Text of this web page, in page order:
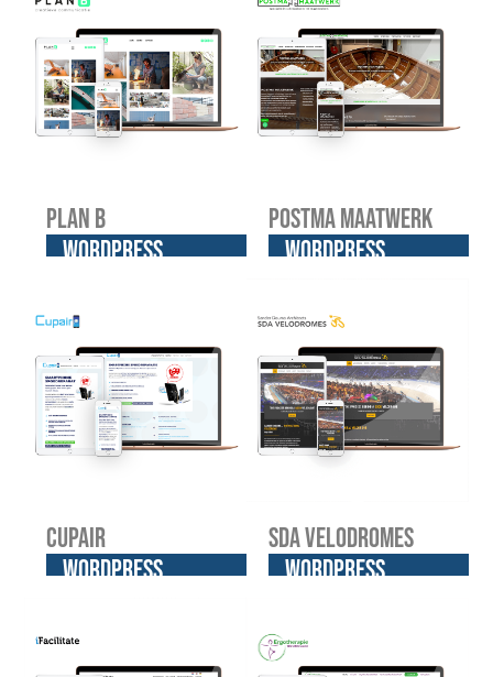
Plan B
WordPress
Postma Maatwerk
WordPress
Cupair
WordPress
SDA Velodromes
WordPress